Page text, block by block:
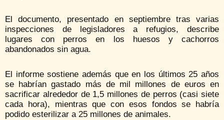
El documento, presentado en septiembre tras varias
inspecciones de legisladores a refugios, describe
lugares con perros en los huesos y cachorros
abandonados sin agua.
El informe sostiene además que en los últimos 25 años
se habrían gastado más de mil millones de euros en
sacrificar alrededor de 1,5 millones de perros (casi siete
cada hora), mientras que con esos fondos se habría
podido esterilizar a 25 millones de animales.